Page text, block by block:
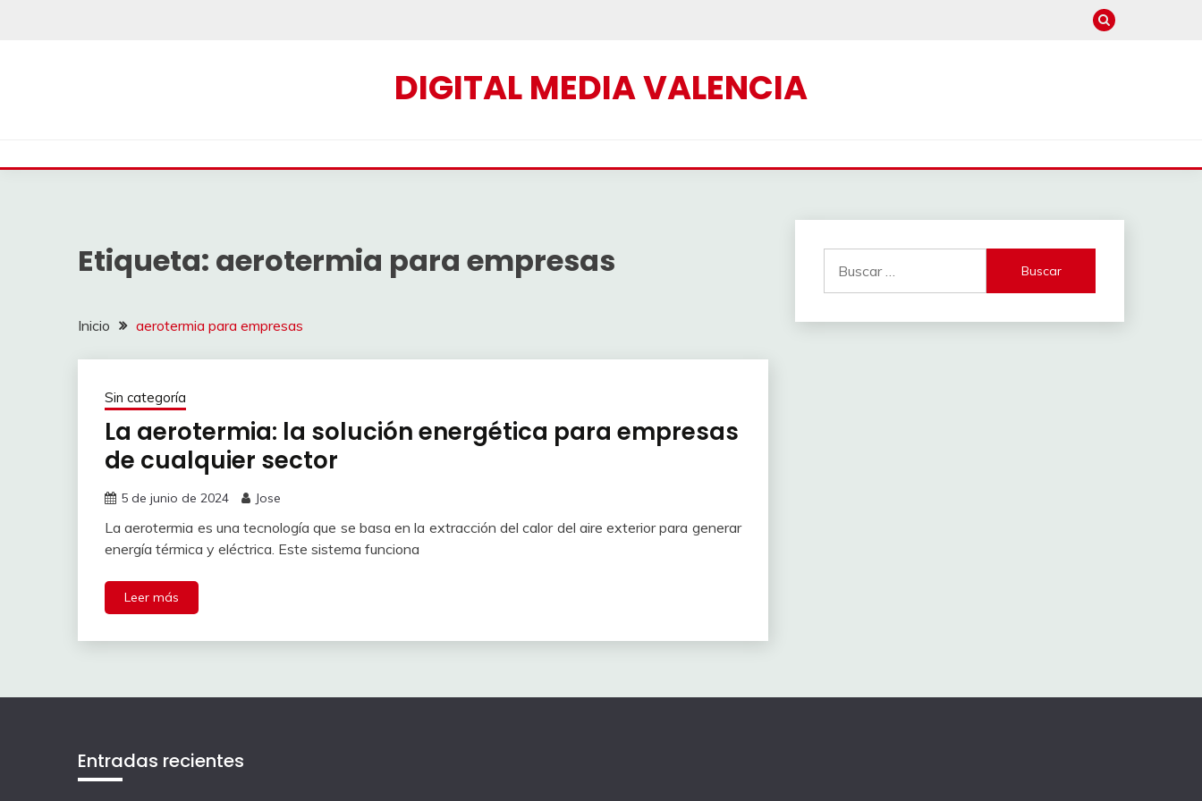
DIGITAL MEDIA VALENCIA
Etiqueta: aerotermia para empresas
Inicio aerotermia para empresas
Sin categoría
La aerotermia: la solución energética para empresas
de cualquier sector
5 de junio de 2024 Jose
La aerotermia es una tecnología que se basa en la extracción del calor del aire exterior para generar
energía térmica y eléctrica. Este sistema funciona
Leer más
Entradas recientes